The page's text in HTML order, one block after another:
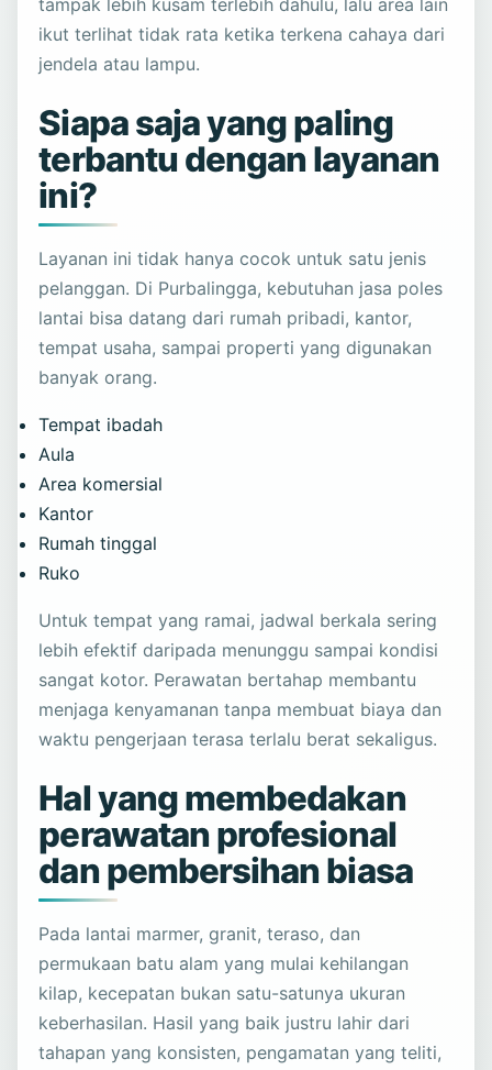
ikut terlihat tidak rata ketika terkena cahaya dari
jendela atau lampu.
Siapa saja yang paling
terbantu dengan layanan
ini?
Layanan ini tidak hanya cocok untuk satu jenis
pelanggan. Di Purbalingga, kebutuhan jasa poles
lantai bisa datang dari rumah pribadi, kantor,
tempat usaha, sampai properti yang digunakan
banyak orang.
Tempat ibadah
Aula
Area komersial
Kantor
Rumah tinggal
Ruko
Untuk tempat yang ramai, jadwal berkala sering
lebih efektif daripada menunggu sampai kondisi
sangat kotor. Perawatan bertahap membantu
menjaga kenyamanan tanpa membuat biaya dan
waktu pengerjaan terasa terlalu berat sekaligus.
Hal yang membedakan
perawatan profesional
dan pembersihan biasa
Pada lantai marmer, granit, teraso, dan
permukaan batu alam yang mulai kehilangan
kilap, kecepatan bukan satu-satunya ukuran
keberhasilan. Hasil yang baik justru lahir dari
tahapan yang konsisten, pengamatan yang teliti,